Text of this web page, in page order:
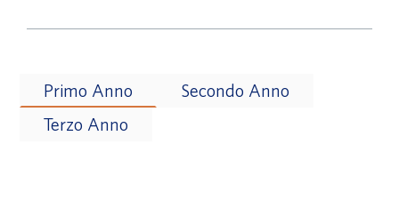
Primo Anno
Secondo Anno
Terzo Anno